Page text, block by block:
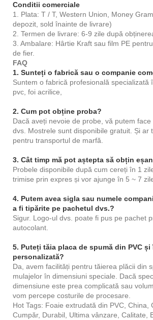
Conditii comerciale
1. Plata: T / T, Western Union, Money
depozit, sold înainte de livrare)
2. Termen de livrare: 6-9 zile după
3. Ambalare: Hârtie Kraft sau film PE
de fier.
FAQ
1. Sunteți o fabrică sau o companie
Suntem o fabrică profesională specializată
pvc, foi acrilice,
2. Cum pot obține proba?
Dacă aveți nevoie de probe, vă putem
dvs. Mostrele sunt disponibile gratuit. Și ar
pentru transportul de marfă.
3. Cât timp mă pot aștepta să obțin
Probele disponibile după cum cereți în 1
trimise prin expres și vor ajunge în 5 ~ 7
4. Putem avea sigla sau numele
a fi tipărite pe pachetul dvs.?
Sigur. Logo-ul dvs. poate fi pus pe pachet
autocolant.
5. Puteți tăia placa de spumă din PVC
personalizată?
Da, avem facilități pentru tăierea plăcii din
mulajelor în dimensiuni speciale. Dacă
dimensiune este prea complicată sau
vom percepe costurile de procesare.
Hot Tags: Foaie extrudată din PVC, China,
Cumpăr, Durabil, Ultima vânzare, Calitate,